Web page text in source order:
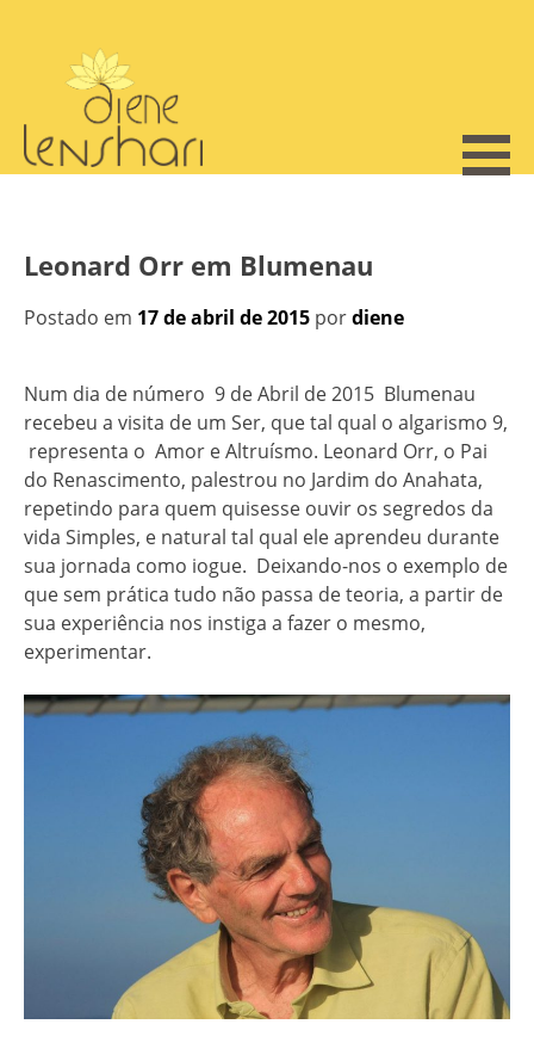
content
Leonard Orr em Blumenau
Postado em 17 de abril de 2015 pordiene
Num dia de número 9 de Abril de 2015 Blumenau
recebeu a visita de um Ser, que tal qual o algarismo 9,
representa o Amor e Altruísmo. Leonard Orr, o Pai
do Renascimento, palestrou no Jardim do Anahata,
repetindo para quem quisesse ouvir os segredos da
vida Simples, e natural tal qual ele aprendeu durante
sua jornada como iogue. Deixando-nos o exemplo de
que sem prática tudo não passa de teoria, a partir de
sua experiência nos instiga a fazer o mesmo,
experimentar.